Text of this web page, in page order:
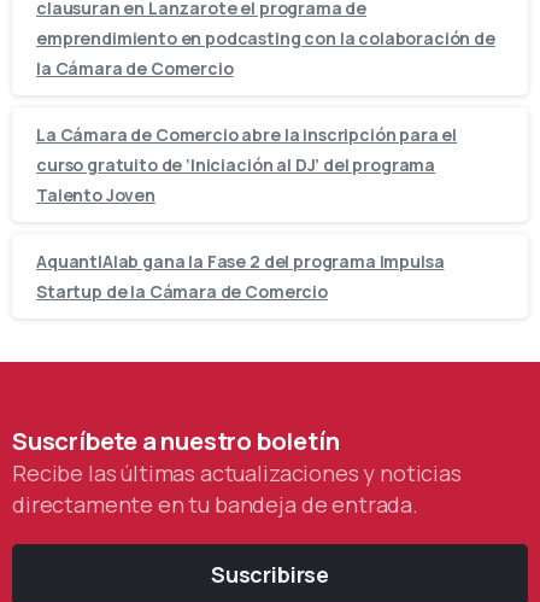
clausuran en Lanzarote el programa de
emprendimiento en podcasting con la colaboración de
la Cámara de Comercio
La Cámara de Comercio abre la inscripción para el
curso gratuito de ‘Iniciación al DJ’ del programa
Talento Joven
AquantIAlab gana la Fase 2 del programa Impulsa
Startup de la Cámara de Comercio
Suscríbeteanuestro boletín
Recibe las últimas actualizaciones y noticias
directamente en tu bandeja de entrada.
Suscribirse